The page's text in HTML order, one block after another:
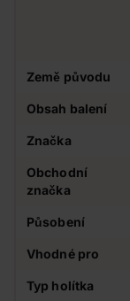
Země původu
Obsah balení
Značka
Obchodní
značka
Působení
Vhodné pro
Typ holítka